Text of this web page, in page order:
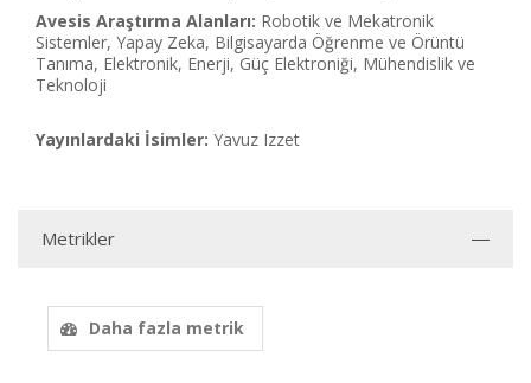
Avesis Araştırma Alanları: Robotik ve Mekatronik
Sistemler, Yapay Zeka, Bilgisayarda Öğrenme ve Örüntü
Tanıma, Elektronik, Enerji, Güç Elektroniği, Mühendislik ve
Teknoloji
Yayınlardaki İsimler: Yavuz Izzet
Metrikler
Daha fazla metrik